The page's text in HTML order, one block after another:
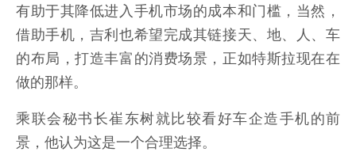
有助于其降低进入手机市场的成本和门槛，当然，
借助手机，吉利也希望完成其链接天、地、人、车
的布局，打造丰富的消费场景，正如特斯拉现在在
做的那样。
乘联会秘书长崔东树就比较看好车企造手机的前
景，他认为这是一个合理选择。